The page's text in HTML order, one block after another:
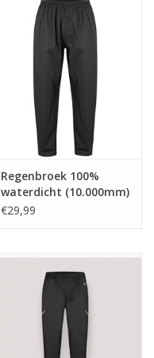
Regenbroek 100%
waterdicht (10.000mm)
€29,99